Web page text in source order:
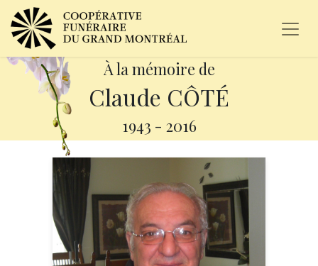
À la mémoire de
Claude CÔTÉ
1943 - 2016